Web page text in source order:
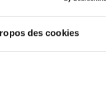
des cookies
Volume 51 –